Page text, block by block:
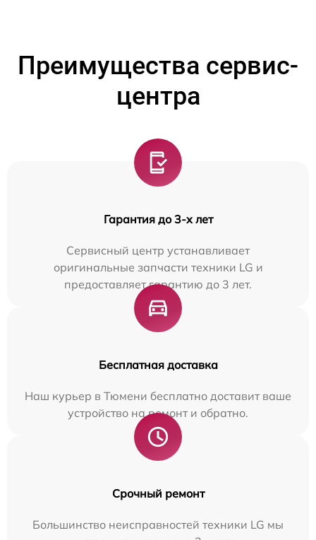
Преимущества сервис-
центра
Гарантия до 3-х лет
Сервисный центр устанавливает
оригинальные запчасти техники LG и
предоставляет гарантию до 3 лет.
Бесплатная доставка
Наш курьер в Тюмени бесплатно доставит ваше
устройство на ремонт и обратно.
Срочный ремонт
Большинство неисправностей техники LG мы